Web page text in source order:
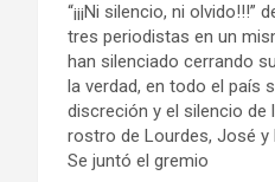
“¡¡¡Ni silencio, ni
tres periodistas en un
han silenciado cerrando
la verdad, en todo el país
discreción y el silencio de
rostro de Lourdes, José y
Se juntó el gremio